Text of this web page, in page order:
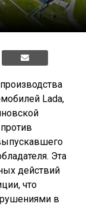
Lada,
Эта
действий
что
в